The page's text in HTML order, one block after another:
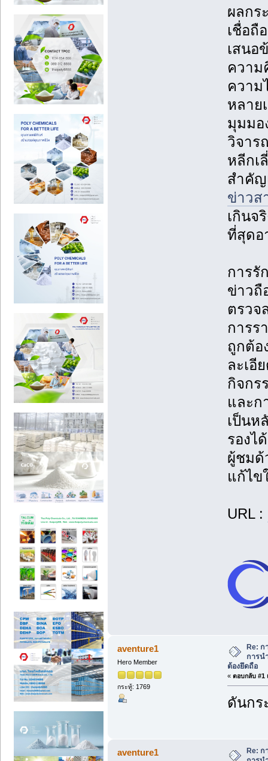
ผลกร
เชื่อถื
เสนอ
ความ
ความ
หลาย
มุมมอ
วิจาร
หลีกเ
สำคัญ
ข่าวส
เกินจ
ที่สุดอ
การรั
ข่าวถื
ตรวจ
การร
ถูกต้อ
ละเอี
กิจกร
และก
เป็นห
รองไ
ผู้ชมด้
แก้ไข
URL :
aventure1
Hero Member
กระทู้: 1769
Re: ก
การน
ต้องยึดถือ
« ตอบกลับ #1
ดันกร
aventure1
Re: ก